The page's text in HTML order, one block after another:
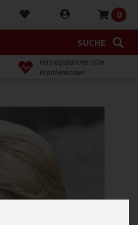
0
SUCHE
Vertragspartner aller
Krankenkassen